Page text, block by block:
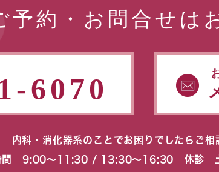
予約・お問合せは
6070
内科・消化器系のことでお困りでしたらご相
間 9:00〜11:30 / 13:30〜16:30 休診 土